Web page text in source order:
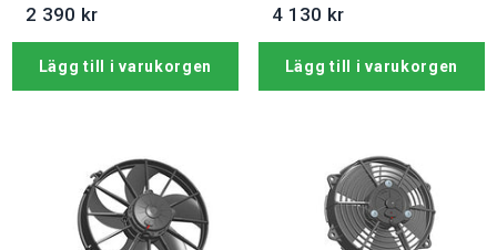
2 390 kr
Lägg till i varukorgen
4 130 kr
Lägg till i varukorgen